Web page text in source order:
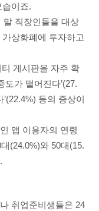
이죠.
말 직장인들을 대상
상화폐에 투자하고
게시판을 자주 확
도가 떨어진다’(27.
등의 증상이
앱 이용자의 연령
(24.0%)와 50대(15.
취업준비생들은 24